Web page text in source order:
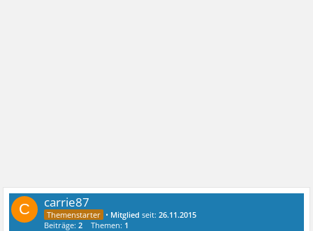
C carrie87
• Mitglied seit:26.11.2015
Beiträge:2 Themen: 1